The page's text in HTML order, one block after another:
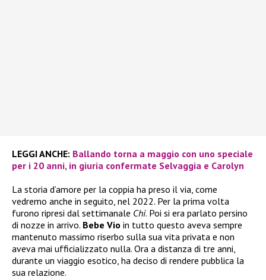
LEGGI ANCHE: Ballando torna a maggio con uno speciale
per i 20 anni, in giuria confermate Selvaggia e Carolyn
La storia d’amore per la coppia ha preso il via, come
vedremo anche in seguito, nel 2022. Per la prima volta
furono ripresi dal settimanale Chi. Poi si era parlato persino
di nozze in arrivo. Bebe Vio in tutto questo aveva sempre
mantenuto massimo riserbo sulla sua vita privata e non
aveva mai ufficializzato nulla. Ora a distanza di tre anni,
durante un viaggio esotico, ha deciso di rendere pubblica la
sua relazione.